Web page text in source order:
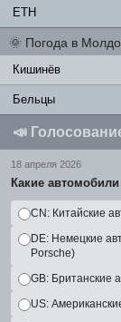
ETH
🌞 Погода в
Кишинёв
Бельцы
📣
18 апреля 2026
Какие
CN: Китайские
DE: Немецкие
Porsche)
GB: Британские
US: